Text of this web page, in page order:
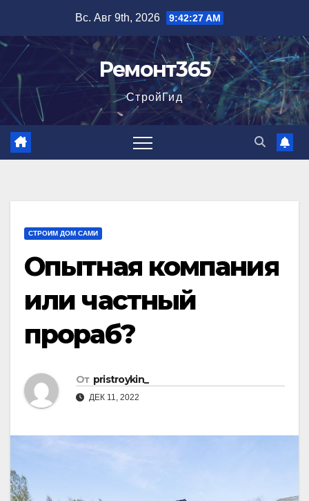
содержимому
Вс. Авг 9th, 2026 9:42:28 AM
Ремонт365
СтройГид
СТРОИМ ДОМ САМИ
Опытная компания
или частный
прораб?
От pristroykin_
ДЕК 11, 2022